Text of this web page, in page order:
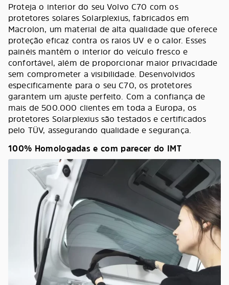
Proteja o interior do seu Volvo C70 com os
protetores solares Solarplexius, fabricados em
Macrolon, um material de alta qualidade que oferece
proteção eficaz contra os raios UV e o calor. Esses
painéis mantêm o interior do veículo fresco e
confortável, além de proporcionar maior privacidade
sem comprometer a visibilidade. Desenvolvidos
especificamente para o seu C70, os protetores
garantem um ajuste perfeito. Com a confiança de
mais de 500.000 clientes em toda a Europa, os
protetores Solarplexius são testados e certificados
pelo TÜV, assegurando qualidade e segurança.
100% Homologadas e com parecer do IMT